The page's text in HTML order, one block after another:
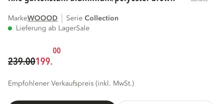
MarkeWOOOD Serie
collection
Lieferung ab LagerSale
239.00199.
00
Empfohlener Verkaufspreis (inkl. MwSt.)